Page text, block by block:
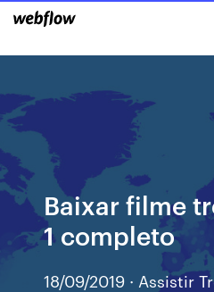
Baixar filme
1 completo
18/09/2019 · Assistir